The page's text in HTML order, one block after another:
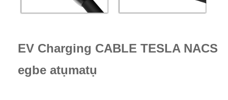
EV Charging CABLE TESLA NACS
egbe atụmatụ